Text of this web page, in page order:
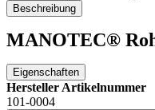
Beschreibung
MANOTEC®
Eigenschaften
Hersteller Artikelnummer
101-0004